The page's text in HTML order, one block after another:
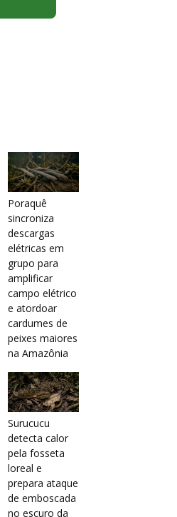
Poraquê
sincroniza
descargas
elétricas em
grupo para
amplificar
campo elétrico
e atordoar
cardumes de
peixes maiores
na Amazônia
Surucucu
detecta calor
pela fosseta
loreal e
prepara ataque
de emboscada
no escuro da